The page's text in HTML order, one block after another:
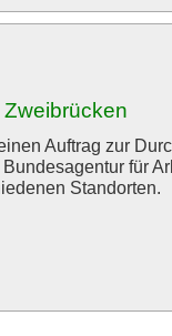
Auftrag zur
für
Standorten.